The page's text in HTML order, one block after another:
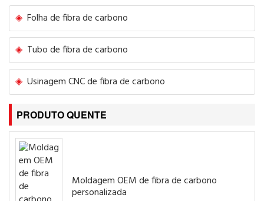
Folha de fibra de carbono
Tubo de fibra de carbono
Usinagem CNC de fibra de carbono
PRODUTO QUENTE
Moldagem OEM de fibra de carbono
personalizada